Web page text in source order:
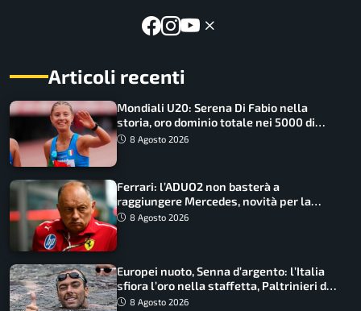
Articoli recenti
Mondiali U20: Serena Di Fabio nella
storia, oro dominio totale nei 5000 di
marcia
8 Agosto 2026
Ferrari: l’ADUO2 non basterà a
raggiungere Mercedes, novità per la
Macarena
8 Agosto 2026
Europei nuoto, Senna d’argento: l’Italia
sfiora l’oro nella staffetta, Paltrinieri da
urlo, il bilancio azzurro
8 Agosto 2026